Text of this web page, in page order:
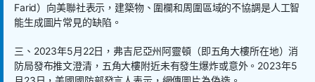
Farid）向美聯社表示，建築物、圍欄和周圍區域的不協調是人工智
能生成圖片常見的缺陷。
三、 2023年5月22日，弗吉尼亞州阿靈頓（即五角大樓所在地）消
防局發布推文澄清，五角大樓附近未有發生爆炸或意外。 2023年5